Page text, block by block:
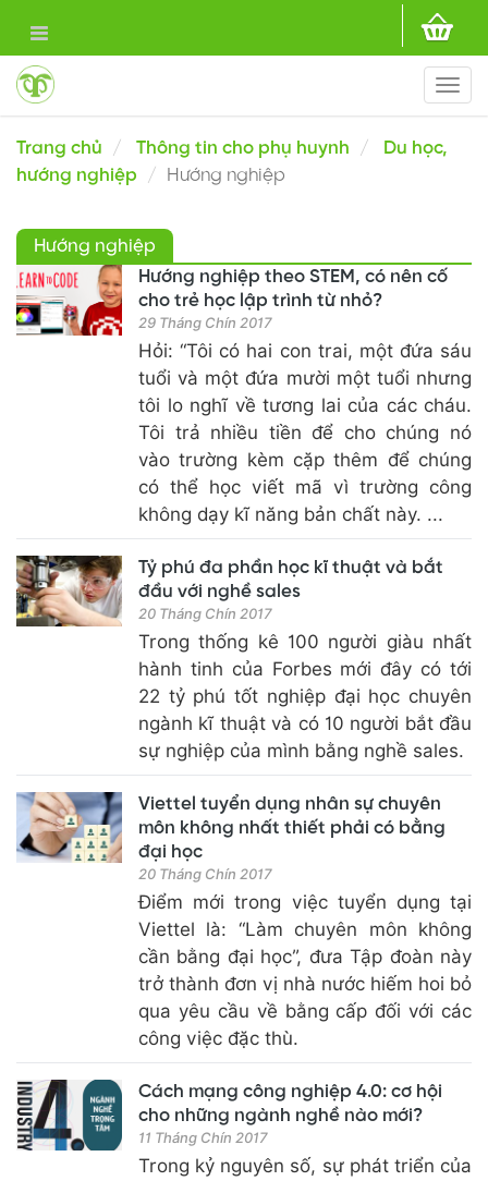
Trang chủ Thông tin cho phụ huynh
Du học,
hướng nghiệp
Hướng nghiệp
Hướng nghiệp
Hướng nghiệp theo STEM, có nên cố
cho trẻ học lập trình từ nhỏ?
29 Tháng Chín 2017
Hỏi: “Tôi có hai con trai, một đứa sáu
tuổi và một đứa mười một tuổi nhưng
tôi lo nghĩ về tương lai của các cháu.
Tôi trả nhiều tiền để cho chúng nó
vào trường kèm cặp thêm để chúng
có thể học viết mã vì trường công
không dạy kĩ năng bản chất này. ...
Tỷ phú đa phần học kĩ thuật và bắt
đầu với nghề sales
20 Tháng Chín 2017
Trong thống kê 100 người giàu nhất
hành tinh của Forbes mới đây có tới
22 tỷ phú tốt nghiệp đại học chuyên
ngành kĩ thuật và có 10 người bắt đầu
sự nghiệp của mình bằng nghề sales.
Viettel tuyển dụng nhân sự chuyên
môn không nhất thiết phải có bằng
đại học
20 Tháng Chín 2017
Điểm mới trong việc tuyển dụng tại
Viettel là: “Làm chuyên môn không
cần bằng đại học”, đưa Tập đoàn này
trở thành đơn vị nhà nước hiếm hoi bỏ
qua yêu cầu về bằng cấp đối với các
công việc đặc thù.
Cách mạng công nghiệp 4.0: cơ hội
cho những ngành nghề nào mới?
11 Tháng Chín 2017
Trong kỷ nguyên số, sự phát triển của